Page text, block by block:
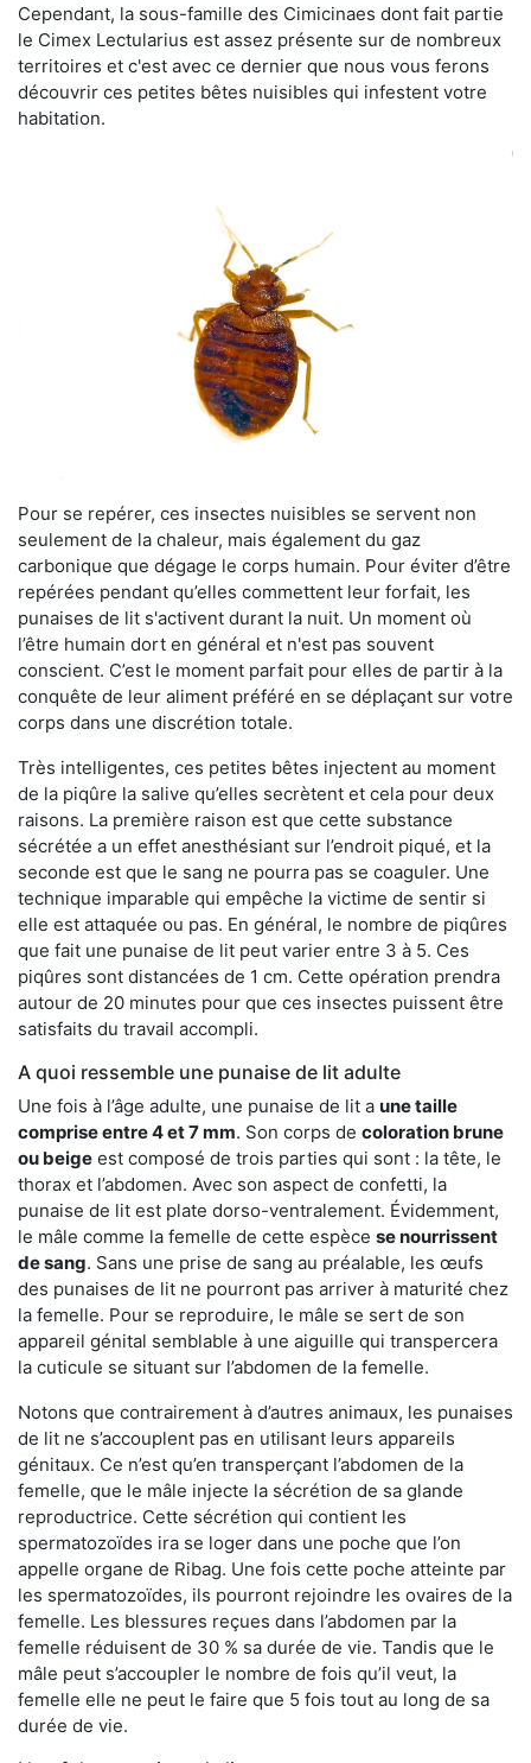
Cependant, la sous-famille des Cimicinaes dont fait partie
le Cimex Lectularius est assez présente sur de nombreux
territoires et c'est avec ce dernier que nous vous ferons
découvrir ces petites bêtes nuisibles qui infestent votre
habitation.
Pour se repérer, ces insectes nuisibles se servent non
seulement de la chaleur, mais également du gaz
carbonique que dégage le corps humain. Pour éviter d’être
repérées pendant qu’elles commettent leur forfait, les
punaises de lit s'activent durant la nuit. Un moment où
l’être humain dort en général et n'est pas souvent
conscient. C’est le moment parfait pour elles de partir à la
conquête de leur aliment préféré en se déplaçant sur votre
corps dans une discrétion totale.
Très intelligentes, ces petites bêtes injectent au moment
de la piqûre la salive qu’elles secrètent et cela pour deux
raisons. La première raison est que cette substance
sécrétée a un effet anesthésiant sur l’endroit piqué, et la
seconde est que le sang ne pourra pas se coaguler. Une
technique imparable qui empêche la victime de sentir si
elle est attaquée ou pas. En général, le nombre de piqûres
que fait une punaise de lit peut varier entre 3 à 5. Ces
piqûres sont distancées de 1 cm. Cette opération prendra
autour de 20 minutes pour que ces insectes puissent être
satisfaits du travail accompli.
A quoi ressemble une punaise de lit adulte
Une fois à l’âge adulte, une punaise de lit a une taille
comprise entre 4 et 7 mm. Son corps de coloration brune
ou beige est composé de trois parties qui sont : la tête, le
thorax et l’abdomen. Avec son aspect de confetti, la
punaise de lit est plate dorso-ventralement. Évidemment,
le mâle comme la femelle de cette espèce se nourrissent
de sang. Sans une prise de sang au préalable, les œufs
des punaises de lit ne pourront pas arriver à maturité chez
la femelle. Pour se reproduire, le mâle se sert de son
appareil génital semblable à une aiguille qui transpercera
la cuticule se situant sur l’abdomen de la femelle.
Notons que contrairement à d’autres animaux, les punaises
de lit ne s’accouplent pas en utilisant leurs appareils
génitaux. Ce n’est qu’en transperçant l’abdomen de la
femelle, que le mâle injecte la sécrétion de sa glande
reproductrice. Cette sécrétion qui contient les
spermatozoïdes ira se loger dans une poche que l’on
appelle organe de Ribag. Une fois cette poche atteinte par
les spermatozoïdes, ils pourront rejoindre les ovaires de la
femelle. Les blessures reçues dans l’abdomen par la
femelle réduisent de 30 % sa durée de vie. Tandis que le
mâle peut s’accoupler le nombre de fois qu’il veut, la
femelle elle ne peut le faire que 5 fois tout au long de sa
durée de vie.